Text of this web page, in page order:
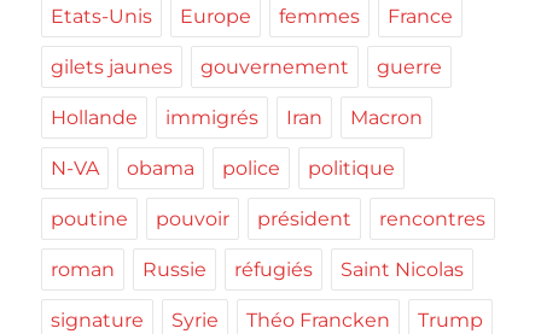
Etats-Unis Europe femmes France
gilets jaunes gouvernement guerre
Hollande immigrés Iran Macron
N-VA obama police politique
poutine pouvoir président rencontres
roman Russie réfugiés Saint Nicolas
signature Syrie Théo Francken Trump